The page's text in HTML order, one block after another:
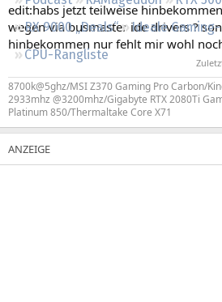
RX 9000 „Deals“
Ideale Gaming-
CPU-Rangliste
edit:habs jetzt teilweise
wegen via busmaster ide drivers ?
hinbekommen nur fehlt mir wohl
8700k@5ghz/MSI Z370 Gaming Pro Carbon/
2933mhz @3200mhz/Gigabyte RTX 2080Ti
Platinum 850/Thermaltake Core X71